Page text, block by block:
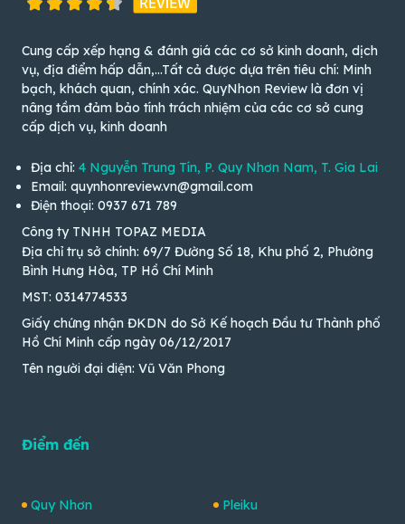
Cung cấp xếp hạng & đánh giá các cơ sở kinh doanh, dịch
vụ, địa điểm hấp dẫn,...Tất cả được dựa trên tiêu chí: Minh
bạch, khách quan, chính xác. QuyNhon Review là đơn vị
nâng tầm đảm bảo tính trách nhiệm của các cơ sở cung
cấp dịch vụ, kinh doanh
Địa chỉ: 4 Nguyễn Trung Tín, P. Quy Nhơn Nam, T. Gia Lai
Email: quynhonreview.vn@gmail.com
Điện thoại: 0937 671 789
Công ty TNHH TOPAZ MEDIA
Địa chỉ trụ sở chính: 69/7 Đường Số 18, Khu phố 2, Phường
Bình Hưng Hòa, TP Hồ Chí Minh
MST: 0314774533
Giấy chứng nhận ĐKDN do Sở Kế hoạch Đầu tư Thành phố
Hồ Chí Minh cấp ngày 06/12/2017
Tên người đại diện: Vũ Văn Phong
Điểm đến
Quy Nhơn Pleiku